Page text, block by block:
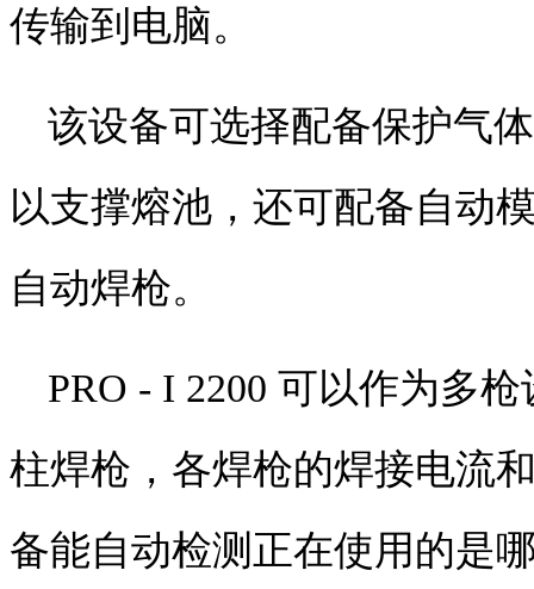
传输到电脑。
该设备可选择配备保护气
以支撑熔池，还可配备自动
自动焊枪。
PRO - I 2200 可以作为多
柱焊枪，各焊枪的焊接电流
备能自动检测正在使用的是